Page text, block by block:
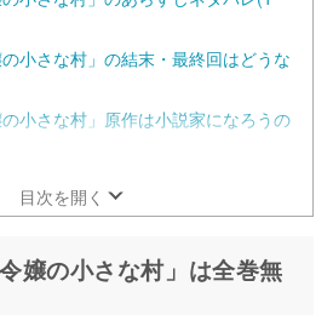
小さな村」の結末・最終回はどうな
小さな村」原作は小説家になろうの
目次を開く
嬢の小さな村」は全巻無